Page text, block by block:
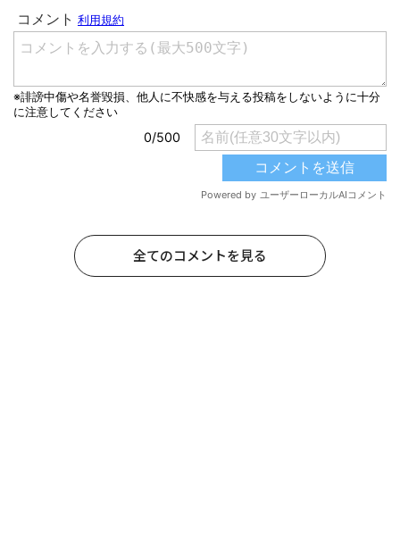
全てのコメントを見る